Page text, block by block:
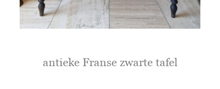
antieke Franse zwarte tafel